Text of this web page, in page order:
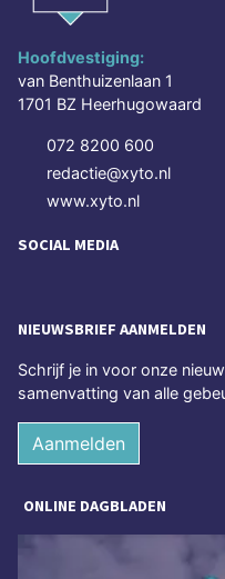
Hoofdvestiging:
van Benthuizenlaan 1
1701 BZ Heerhugowaard
072 8200 600
redactie@xyto.nl
www.xyto.nl
SOCIAL MEDIA
NIEUWSBRIEF AANMELDEN
Schrijf je in voor onze
samenvatting van alle
Aanmelden
ONLINE DAGBLADEN